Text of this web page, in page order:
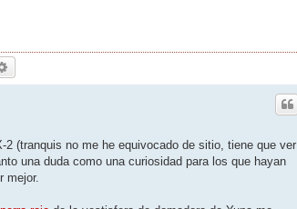
(tranquis no me he equivocado de sitio, tiene que ver
una duda como una curiosidad para los que hayan
mejor.